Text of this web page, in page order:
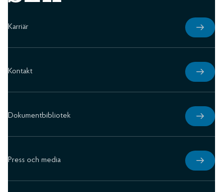
Karriär
Kontakt
Dokumentbibliotek
Press och media